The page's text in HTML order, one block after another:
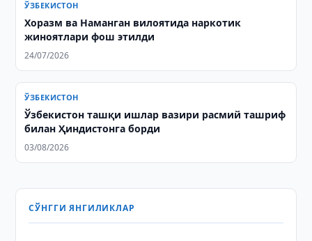
ЎЗБЕКИСТОН
Хоразм ва Наманган вилоятида наркотик
жиноятлари фош этилди
24/07/2026
ЎЗБЕКИСТОН
Ўзбекистон ташқи ишлар вазири расмий ташриф
билан Ҳиндистонга борди
03/08/2026
СЎНГГИ ЯНГИЛИКЛАР